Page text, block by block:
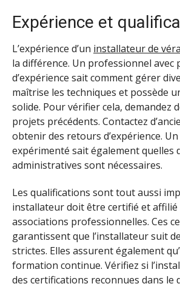
Expérience et
L’expérience d’un installateur de
la différence. Un professionnel avec
d’expérience sait comment gérer
maîtrise les techniques et possède
solide. Pour vérifier cela, demandez
projets précédents. Contactez
obtenir des retours d’expérience.
expérimenté sait également quelles
administratives sont nécessaires.
Les qualifications sont tout aussi
installateur doit être certifié et affilié
associations professionnelles. Ces
garantissent que l’installateur suit
strictes. Elles assurent également
formation continue. Vérifiez si
des certifications reconnues dans le